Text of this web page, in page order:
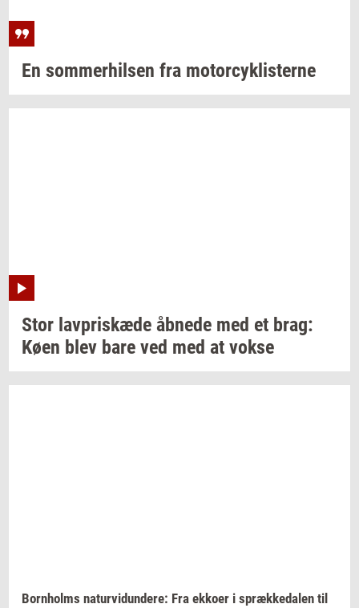
En som­mer­hil­sen fra mo­tor­cyk­li­ster­ne
Stor lav­priskæ­de åb­ne­de med et brag:
Køen blev bare ved med at vokse
Born­holms na­tur­vi­dun­de­re: Fra ek­ko­er i spræk­ke­da­len til